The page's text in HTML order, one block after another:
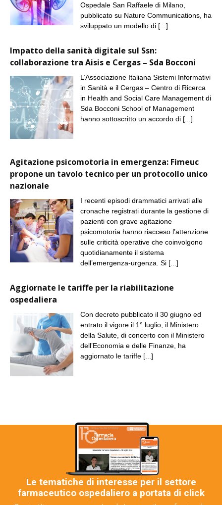
Ospedale San Raffaele di Milano,
pubblicato su Nature Communications, ha
sviluppato un modello di [...]
Impatto della sanità digitale sul Ssn:
collaborazione tra Aisis e Cergas – Sda Bocconi
L’Associazione Italiana Sistemi Informativi
in Sanità e il Cergas – Centro di Ricerca
in Health and Social Care Management di
Sda Bocconi School of Management
hanno sottoscritto un accordo di [...]
Agitazione psicomotoria in emergenza: Fimeuc
propone un tavolo tecnico per un protocollo unico
nazionale
I recenti episodi drammatici arrivati alle
cronache registrati durante la gestione di
pazienti con grave agitazione
psicomotoria hanno riacceso l’attenzione
sulle criticità operative che coinvolgono
quotidianamente il sistema
dell’emergenza-urgenza. Si [...]
Aggiornate le tariffe per la riabilitazione
ospedaliera
Con decreto pubblicato il 30 giugno ed
entrato il vigore il 1° luglio, il Ministero
della Salute, di concerto con il Ministero
dell’Economia e delle Finanze, ha
aggiornato le tariffe [...]
Le tematiche di interesse per il settore
farmaceutico ospedaliero a portata di click